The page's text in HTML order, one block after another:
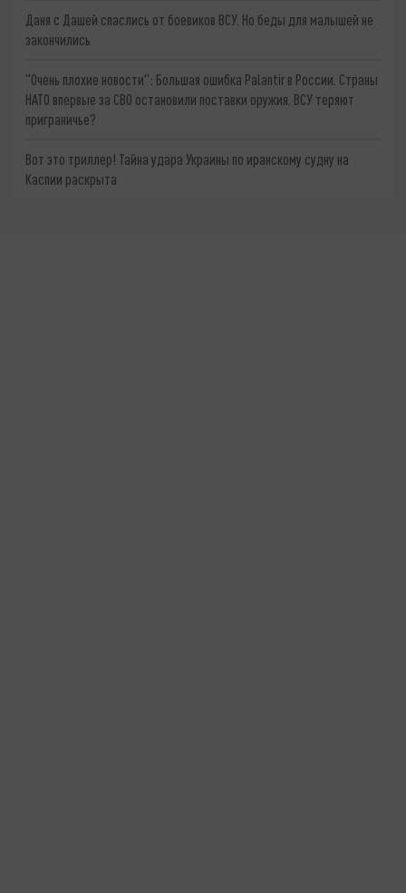
Даня с Дашей спаслись от боевиков ВСУ. Но беды для малышей не
закончились
"Очень плохие новости": Большая ошибка Palantir в России. Страны
НАТО впервые за СВО остановили поставки оружия. ВСУ теряют
приграничье?
Вот это триллер! Тайна удара Украины по иранскому судну на
Каспии раскрыта